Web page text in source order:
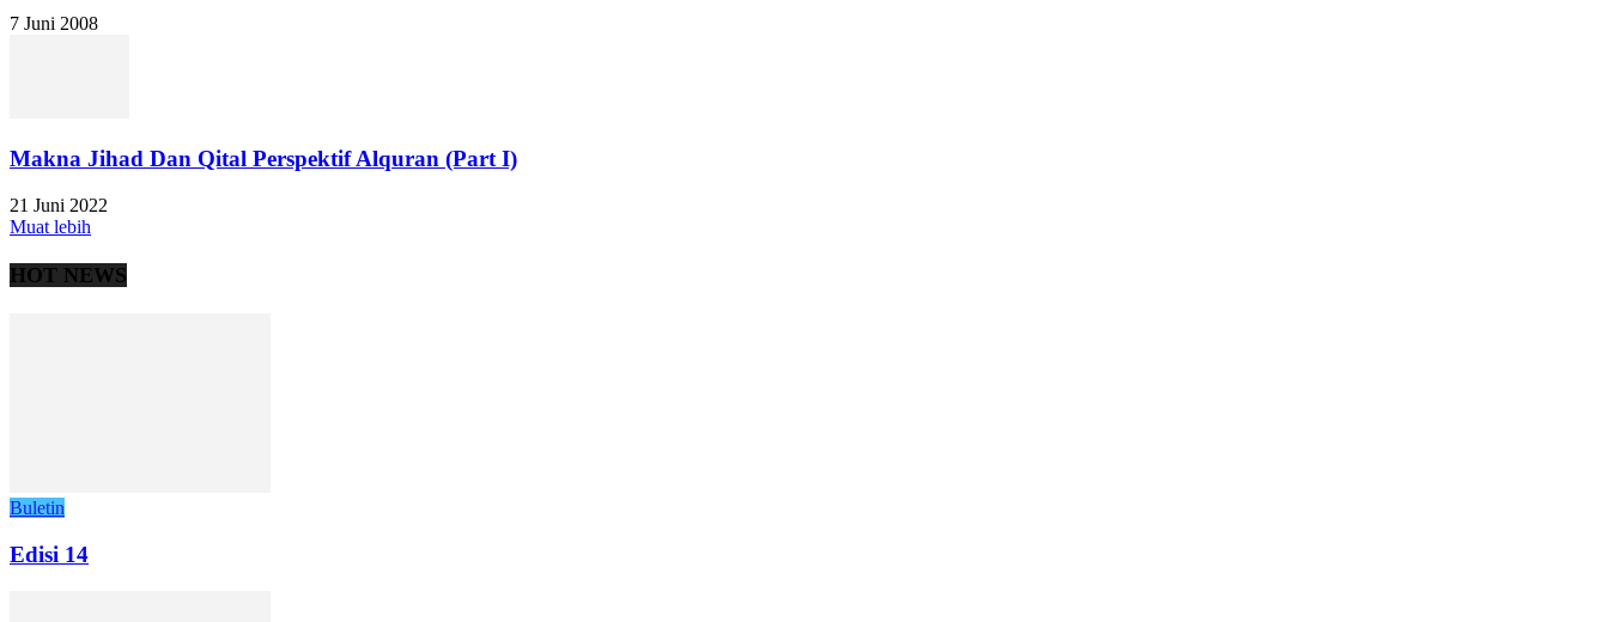
7 Juni 2008
Makna Jihad Dan Qital Perspektif Alquran (Part I)
21 Juni 2022
Muat lebih
HOT NEWS
Buletin
Edisi 14